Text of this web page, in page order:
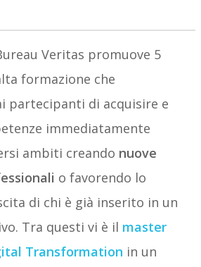
Veritas promuove 5
formazione che
partecipanti di acquisire e
immediatamente
ambiti creando nuove
o favorendo lo
di chi è già inserito in un
Tra questi vi è il master
Transformation in un